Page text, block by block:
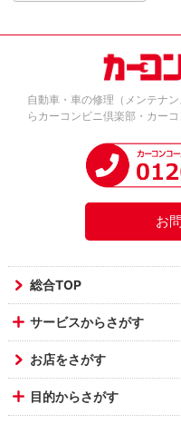
自動車・車の修理（メンテナ
らカーコンビニ倶楽部・カー
お
総合TOP
サービスからさがす
お店をさがす
目的からさがす